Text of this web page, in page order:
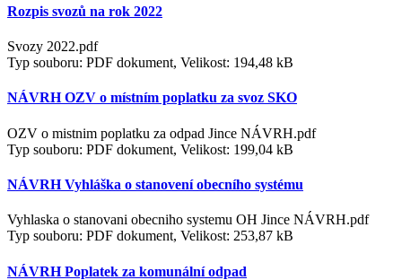
Rozpis svozů na rok 2022
Svozy 2022.pdf
Typ souboru: PDF dokument, Velikost: 194,48 kB
NÁVRH OZV o místním poplatku za svoz SKO
OZV o mistnim poplatku za odpad Jince NÁVRH.pdf
Typ souboru: PDF dokument, Velikost: 199,04 kB
NÁVRH Vyhláška o stanovení obecního systému
Vyhlaska o stanovani obecniho systemu OH Jince NÁVRH.pdf
Typ souboru: PDF dokument, Velikost: 253,87 kB
NÁVRH Poplatek za komunální odpad